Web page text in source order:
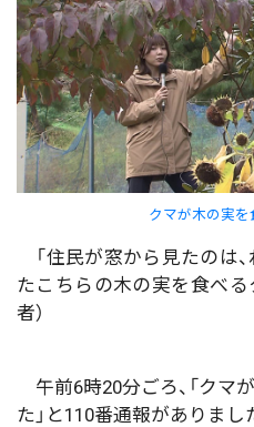
クマが木の実を
「住民が窓から見たのは
たこちらの木の実を食べる
者）
午前6時20分ごろ、「クマ
た」と110番通報がありまし